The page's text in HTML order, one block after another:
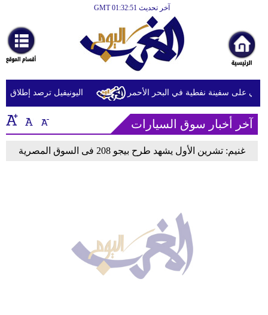
آخر تحديث GMT 01:32:51
أخبارعاجلة
رياضة
ثقافة
إقتصاد
اليونيفيل ترصد إطلاق 113 مقذوفا إسرائيليا على لبنان خلال يوم واحد على سفينة نفطية في البحر الأحمر
آخر أخبار سوق السيارات
غنيم: تشرين الأول يشهد طرح بيجو 208 فى السوق المصرية